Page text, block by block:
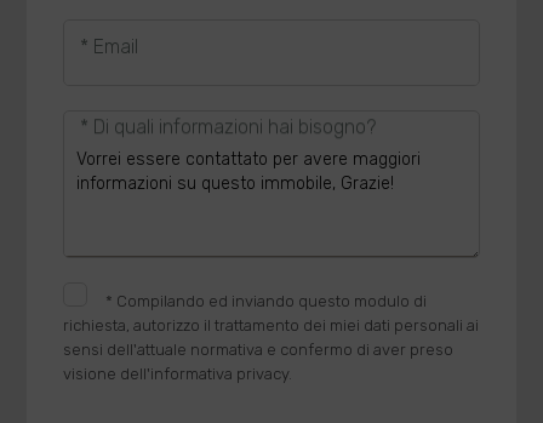
* Email
* Di quali informazioni hai bisogno?
* Compilando ed inviando questo modulo di
richiesta, autorizzo il trattamento dei miei dati personali ai
sensi dell'attuale normativa e confermo di aver preso
visione dell'informativa privacy.